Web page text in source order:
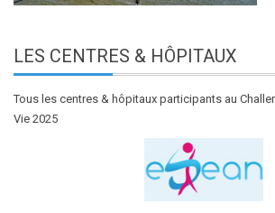
LES CENTRES & HÔPITAUX
Tous les centres & hôpitaux participants au
Vie 2025